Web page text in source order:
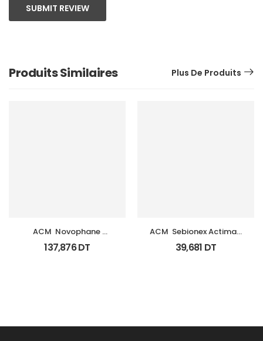
SUBMIT REVIEW
Produits Similaires Plus De Produits
ACM  Novophane
Coffret Anti Chute
(Lotion+Shp+Cp)
137,876DT
ACM  Sebionex Actimat
Soin Anti Imperfec Teint
40Ml
39,681 DT